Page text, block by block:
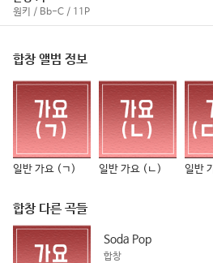
원키 / Bb-C / 11P
합창 앨범 정보
일반 가요 (ㄱ) 일반 가요 (ㄴ)
합창 다른 곡들
Soda Pop
합창